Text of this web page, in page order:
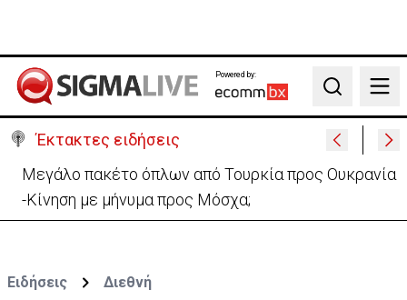
Powered by:
Search
Έκτακτες ειδήσεις
Μεγάλο πακέτο όπλων από Τουρκία προς Ουκρανία
-Κίνηση με μήνυμα προς Μόσχα;
Ειδήσεις Διεθνή